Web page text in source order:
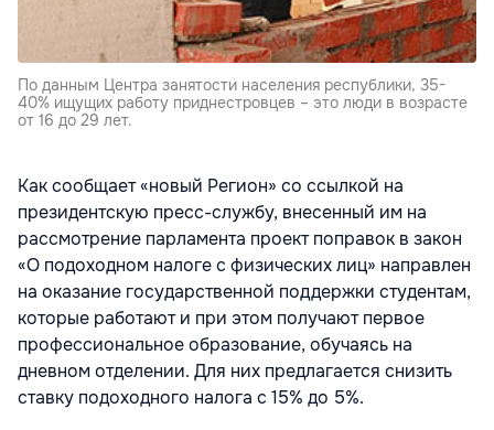
По данным Центра занятости населения республики, 35-
40% ищущих работу приднестровцев – это люди в возрасте
от 16 до 29 лет.
Как сообщает «новый Регион» со ссылкой на
президентскую пресс-службу, внесенный им на
рассмотрение парламента проект поправок в закон
«О подоходном налоге с физических лиц» направлен
на оказание государственной поддержки студентам,
которые работают и при этом получают первое
профессиональное образование, обучаясь на
дневном отделении. Для них предлагается снизить
ставку подоходного налога с 15% до 5%.